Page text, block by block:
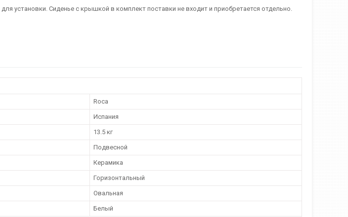
установки. Сиденье с крышкой в комплект поставки не входит и приобретается отдельно.
Roca
Испания
13.5 кг
Подвесной
Керамика
Горизонтальный
Овальная
Белый